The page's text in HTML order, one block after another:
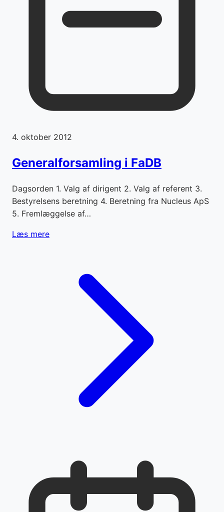
4. oktober 2012
Generalforsamling i FaDB
Dagsorden 1. Valg af dirigent 2. Valg af referent 3.
Bestyrelsens beretning 4. Beretning fra Nucleus ApS
5. Fremlæggelse af…
Læs mere